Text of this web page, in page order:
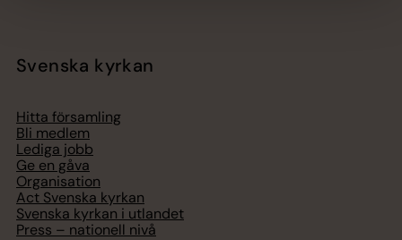
Svenska kyrkan
Hitta församling
Bli medlem
Lediga jobb
Ge en gåva
Organisation
Act Svenska kyrkan
Svenska kyrkan i utlandet
Press – nationell nivå